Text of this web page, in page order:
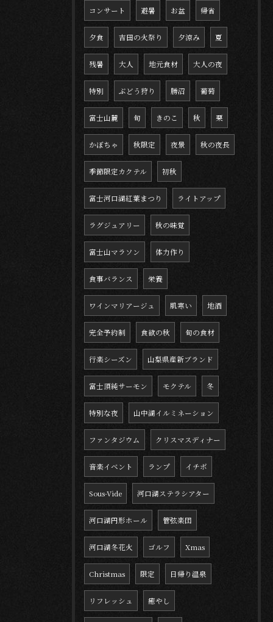
コンサート 避暑 お盆 帰省
夕食 吉田の火祭り 夕涼み 夏
残暑 大人 地元食材 大人の夜
特別 ぶどう狩り 勝沼 葡萄
富士山麓 旬 きのこ 秋 栗
かぼちゃ 秋限定 夜景 秋の夜長
季節限定カクテル 初秋
富士河口湖紅葉まつり ライトアップ
ラグジュアリー 秋の味覚
富士山マラソン 体力作り
食事バランス 栄養
ワインマリアージュ 肌寒い 地酒
完全予約制 食欲の秋 旬の食材
行楽シーズン 山梨県産新ブランド
富士頂純サーモン モクテル 冬
特別な夜 山中湖イルミネーション
ファンタジウム クリスマスディナー
音楽イベント ランプ イチボ
Sous-Vide 河口湖ステラシアター
河口湖円形ホール 管弦楽団
河口湖冬花火 ゴルフ Xmas
Christmas 限定 日帰り温泉
リフレッシュ 癒やし